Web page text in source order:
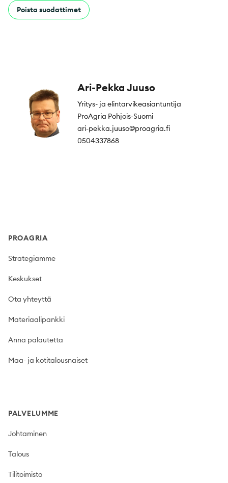
Poista suodattimet
Ari-Pekka Juuso
Yritys- ja elintarvikeasiantuntija
ProAgria Pohjois-Suomi
ari-pekka.juuso@proagria.fi
0504337868
PROAGRIA
Strategiamme
Keskukset
Ota yhteyttä
Materiaalipankki
Anna palautetta
Maa- ja kotitalousnaiset
PALVELUMME
Johtaminen
Talous
Tilitoimisto